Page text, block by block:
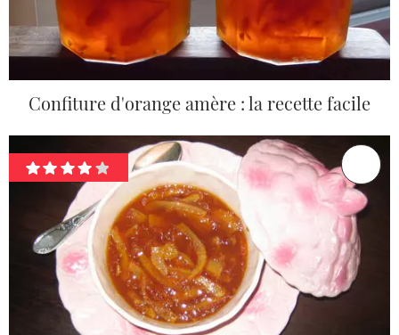
Confiture d'orange amère : la recette facile